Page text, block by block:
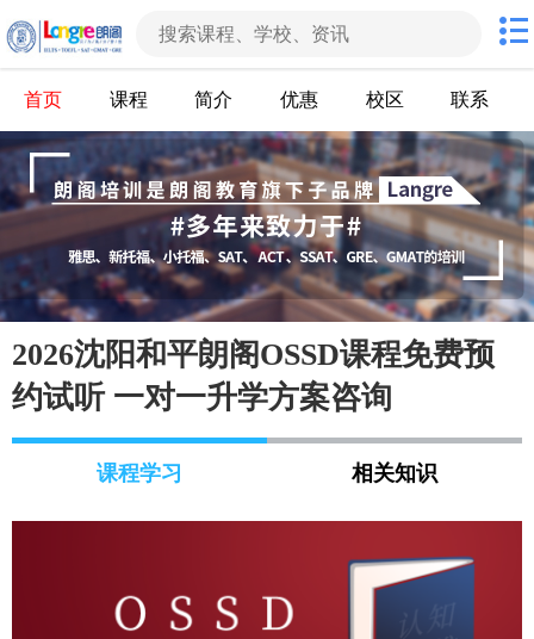
首页 课程 简介 优惠 校区 联系
2026沈阳和平朗阁OSSD课程免费预
约试听 一对一升学方案咨询
课程学习 相关知识